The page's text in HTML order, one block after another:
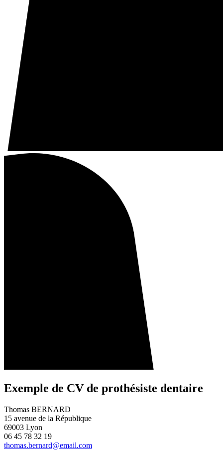
Exemple de CV de prothésiste dentaire
Thomas BERNARD
15 avenue de la République
69003 Lyon
06 45 78 32 19
thomas.bernard@email.com